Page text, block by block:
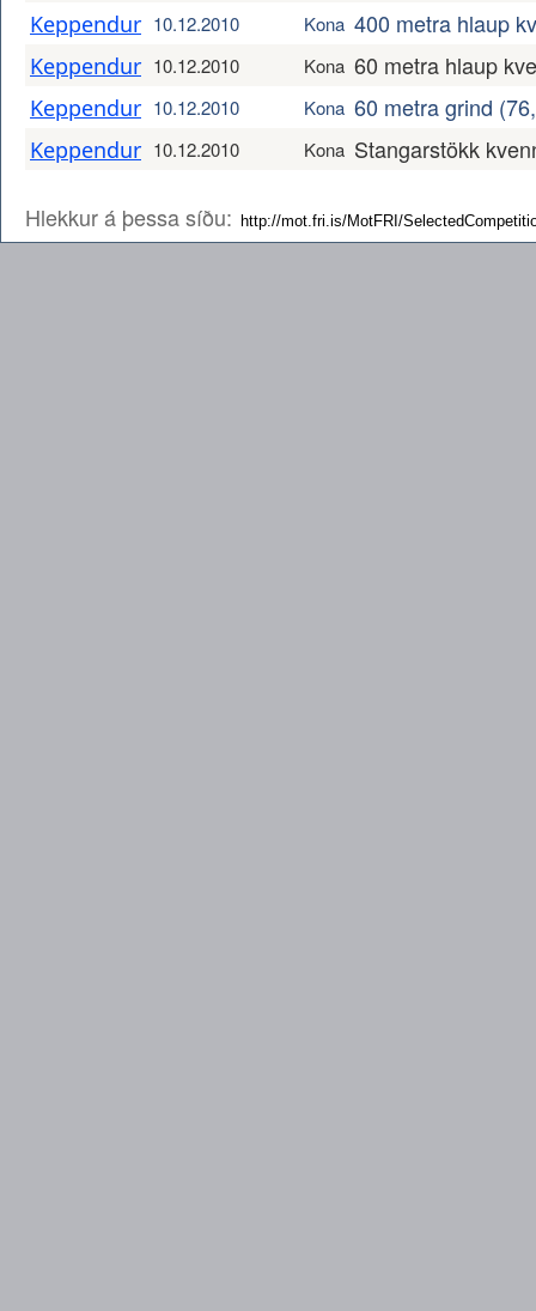
Keppendur 10.12.2010 Kona 400 metra hlaup
Keppendur 10.12.2010 Kona 60 metra hlaup
Keppendur 10.12.2010 Kona 60 metra grind
Keppendur 10.12.2010 Kona Stangarstökk
Hlekkur á þessa síðu: